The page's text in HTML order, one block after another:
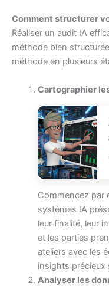
Comment structurer
Réaliser un audit IA
méthode bien
méthode en plusieurs
Cartographier
Commencez par
systèmes IA
leur finalité, leur
et les parties
ateliers avec les
insights précieux
Analyser les